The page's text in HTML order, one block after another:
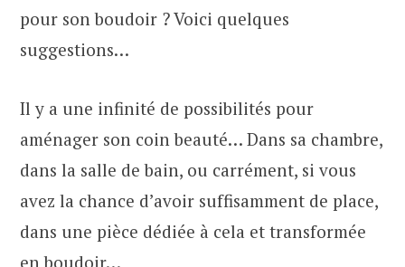
pour son boudoir ? Voici quelques
suggestions…
Il y a une infinité de possibilités pour
aménager son coin beauté… Dans sa chambre,
dans la salle de bain, ou carrément, si vous
avez la chance d’avoir suffisamment de place,
dans une pièce dédiée à cela et transformée
en boudoir…